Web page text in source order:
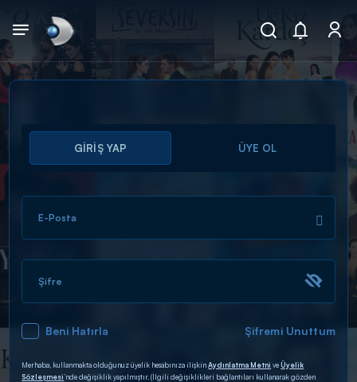
Arama
ARAMA SONUÇLARI
DİĞER SONUÇLAR
GİRİŞ YAP ÜYE OL
E-Posta
Şifre
Beni Hatırla Şifremi Unuttum
Merhaba, kullanmakta olduğunuz üyelik hesabınıza ilişkinAydınlatma Metni veÜyelik
Sözleşmesi’nde değişiklik yapılmıştır. (İlgili değişiklikleri bağlantıları kullanarak gözden